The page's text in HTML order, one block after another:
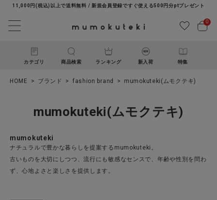
11,000円(税込)以上で送料無料 / 新規会員登録ですぐ使える500円分ptプレゼント
0
カテゴリ 商品検索 ランキング 新入荷 特集
ACCOUNT MENU
ようこそ ゲスト 様
HOME ブランド fashion brand mumokuteki(ムモクテキ)
mumokuteki(ムモクテキ)
mumokuteki
ナチュラルで豊かな暮らしを提案するmumokuteki。
古いものを大切にしつつ、流行にも敏感なセンスで、年齢や性別を問わ
ず、心地よさと楽しさを提供します。